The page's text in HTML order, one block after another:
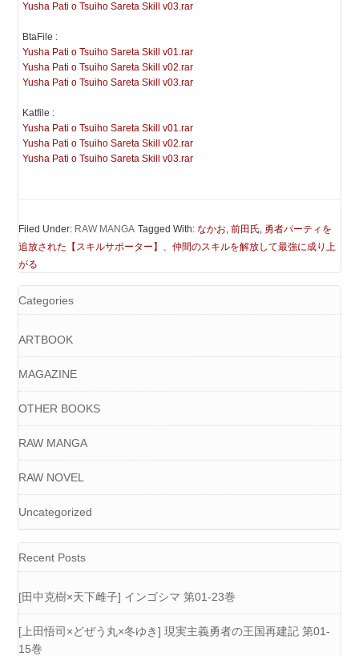
Yusha Pati o Tsuiho Sareta Skill v03.rar
BtaFile :
Yusha Pati o Tsuiho Sareta Skill v01.rar
Yusha Pati o Tsuiho Sareta Skill v02.rar
Yusha Pati o Tsuiho Sareta Skill v03.rar
Katfile :
Yusha Pati o Tsuiho Sareta Skill v01.rar
Yusha Pati o Tsuiho Sareta Skill v02.rar
Yusha Pati o Tsuiho Sareta Skill v03.rar
Filed Under: RAW MANGA Tagged With:なかお,前田氏, 勇者パーティを
追放された【スキルサポーター】、仲間のスキルを解放して最強に成り上
がる
Categories
ARTBOOK
MAGAZINE
OTHER BOOKS
RAW MANGA
RAW NOVEL
Uncategorized
Recent Posts
[田中克樹×天下雌子] インゴシマ 第01-23巻
[上田悟司×どぜう丸×冬ゆき] 現実主義勇者の王国再建記 第01-
15巻